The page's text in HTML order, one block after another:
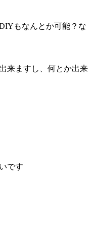
もなんとか可能？な
来ますし、何とか出来
です